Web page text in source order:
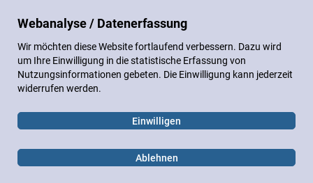
Webanalyse / Datenerfassung
Wir möchten diese Website fortlaufend verbessern. Dazu wird
um Ihre Einwilligung in die statistische Erfassung von
Nutzungsinformationen gebeten. Die Einwilligung kann jederzeit
widerrufen werden.
Einwilligen
Ablehnen
Gebärdensprache
Leichte Sprache